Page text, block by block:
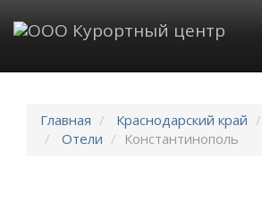
Главная Краснодарский край
Отели
Константинополь